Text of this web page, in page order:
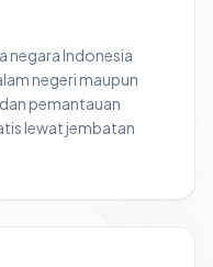
negara Indonesia
negeri maupun
pemantauan
lewat jembatan